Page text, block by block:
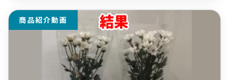
商品紹介動画